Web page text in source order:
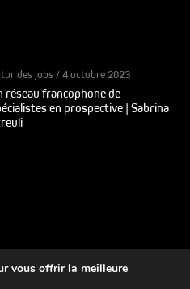
des jobs/4 octobre 2023
réseau francophone de
en prospective | Sabrina
Genève
vous offrir la meilleure